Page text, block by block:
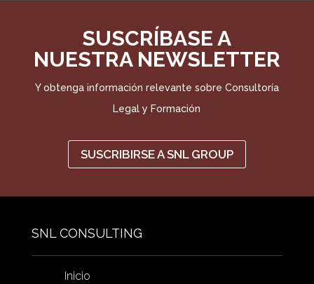
SUSCRÍBASE A
NUESTRA NEWSLETTER
Y obtenga información relevante sobre Consultoría
Legal y Formación
SUSCRIBIRSE A SNL GROUP
SNL CONSULTING
Inicio